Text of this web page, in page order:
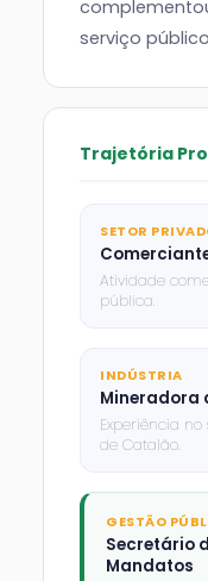
serviço
Trajetória
SETOR
Atividade
pública.
INDÚSTRIA
Mineradora
Experiência
de Catalão.
GESTÃO
Secretário
Mandatos